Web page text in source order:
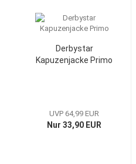
Derbystar
Kapuzenjacke Primo
UVP 64,99 EUR
Nur 33,90 EUR